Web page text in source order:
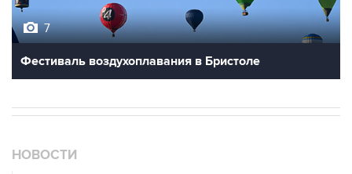
7
Фестиваль воздухоплавания в Бристоле
НОВОСТИ